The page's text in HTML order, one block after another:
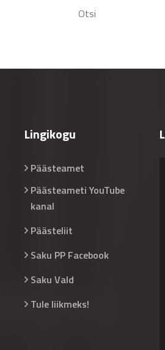
Lingikogu
Päästeamet
Päästeameti YouTube
kanal
Päästeliit
Saku PP Facebook
Saku Vald
Tule liikmeks!